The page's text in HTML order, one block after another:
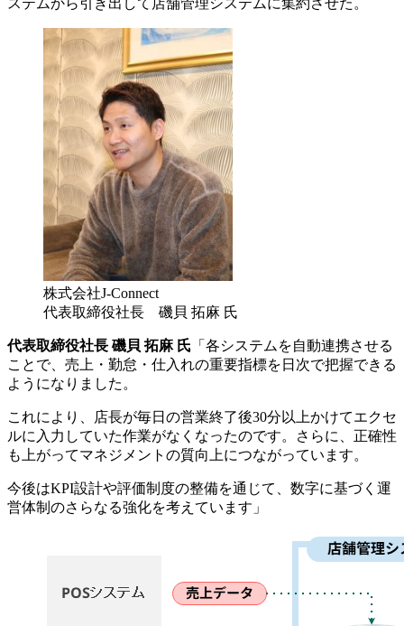
株式会社J-Connect
代表取締役社長 磯貝 拓麻 氏
代表取締役社長 磯貝 拓麻 氏 「各システムを自動連携させる
ことで、売上・勤怠・仕入れの重要指標を日次で把握できる
ようになりました。
これにより、店長が毎日の営業終了後30分以上かけてエクセ
ルに入力していた作業がなくなったのです。さらに、正確性
も上がってマネジメントの質向上につながっています。
今後はKPI設計や評価制度の整備を通じて、数字に基づく運
営体制のさらなる強化を考えています」